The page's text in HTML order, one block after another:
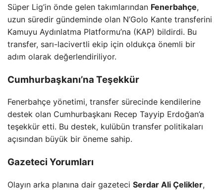
Süper Lig’in önde gelen takımlarından Fenerbahçe,
uzun süredir gündeminde olan N’Golo Kante transferini
Kamuyu Aydınlatma Platformu’na (KAP) bildirdi. Bu
transfer, sarı-lacivertli ekip için oldukça önemli bir
adım olarak değerlendiriliyor.
Cumhurbaşkanı’na Teşekkür
Fenerbahçe yönetimi, transfer sürecinde kendilerine
destek olan Cumhurbaşkanı Recep Tayyip Erdoğan’a
teşekkür etti. Bu destek, kulübün transfer politikaları
açısından büyük bir öneme sahip.
Gazeteci Yorumları
Olayın arka planına dair gazeteci Serdar Ali Çelikler,